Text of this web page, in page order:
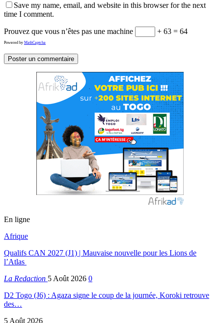
Save my name, email, and website in this browser for the next
time I comment.
Prouvez que vous n’êtes pas une machine + 63 = 64
Powered by MathCaptcha
En ligne
Afrique
Qualifs CAN 2027 (J1) | Mauvaise nouvelle pour les Lions de
l’Atlas
La Redaction 5 Août 2026 0
D2 Togo (J6) : Agaza signe le coup de la journée, Koroki retrouve
des…
5 Août 2026